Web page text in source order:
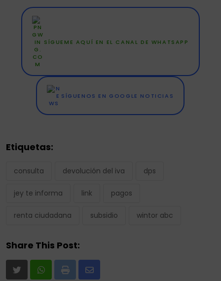
SÍGUEME AQUÍ EN EL CANAL DE WHATSAPP
SÍGUENOS EN GOOGLE NOTICIAS
Etiquetas:
consulta devolución del iva dps
jey te informa link pagos
renta ciudadana subsidio wintor abc
Share This Post:
Print
Share